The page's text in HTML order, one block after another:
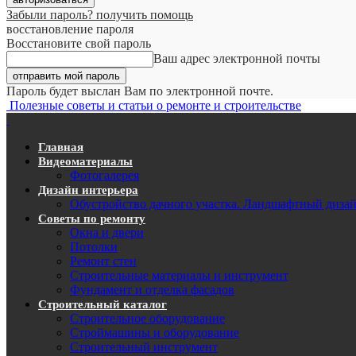
Забыли пароль? получить помощь
восстановление пароля
Восстановите свой пароль
Ваш адрес электронной почты
Пароль будет выслан Вам по электронной почте.
Полезные советы и статьи о ремонте и строительстве
Главная
Видеоматериалы
Фотогалерея
Дизайн интерьера
Обустройство дачного участка. Ландшафтный
Советы по ремонту
Окна и двери
Потолки
Ремонт стен
Строительные материалы и инструмент
Фундамент и отделка фасадов
Строительный каталог
Строительное оборудование
Строймашины и оборудование
Строительный инструмент